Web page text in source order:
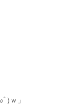
)ｗ」